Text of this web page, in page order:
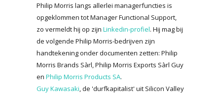
Philip Morris langs allerlei managerfuncties is
opgeklommen tot Manager Functional Support,
zo vermeldt hij op zijn Linkedin-profiel. Hij mag bij
de volgende Philip Morris-bedrijven zijn
handtekening onder documenten zetten: Philip
Morris Brands Sàrl, Philip Morris Exports Sàrl Guy
en Philip Morris Products SA.
Guy Kawasaki, de 'durfkapitalist' uit Silicon Valley